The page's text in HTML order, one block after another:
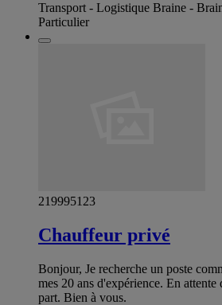
Transport - Logistique Braine -
Particulier
219995123
Chauffeur privé
Bonjour, Je recherche un poste
mes 20 ans d'expérience. En attente
part. Bien à vous.